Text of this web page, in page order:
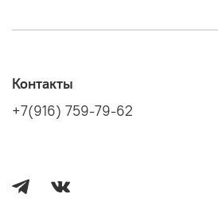
Контакты
+7(916) 759-79-62